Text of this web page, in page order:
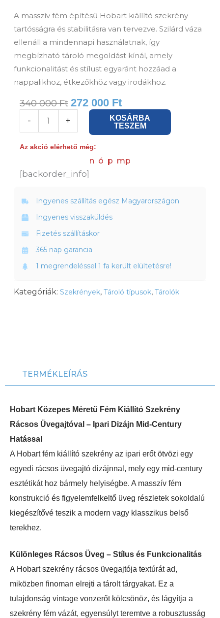
A masszív fém építésű Hobart kiállító szekrény
tartósságra és stabilitásra van tervezve. Szilárd váza
ellenáll a mindennapi használatnak, így
megbízható tároló megoldást kínál, amely
funkcionalitást és stílust egyaránt hozzáad a
nappalikhoz, étkezőkhöz vagy irodákhoz.
340 000Ft 272 000 Ft
-
Hobart
Display
Fekete
+
KOSÁRBA
TESZEM
Az akció elérhető még:
n ó p mp
[backorder_info]
Ingyenes szállítás egész Magyarországon
Ingyenes visszaküldés
Fizetés szállításkor
365 nap garancia
1 megrendeléssel 1 fa került elültetésre!
Kategóriák: Szekrények, Tároló típusok, Tárolók
TERMÉKLEÍRÁS
Hobart Közepes Méretű Fém Kiállító Szekrény
Rácsos Üvegajtóval – Ipari Dizájn Mid-Century
Hatással
A Hobart fém kiállító szekrény az ipari erőt ötvözi egy
egyedi rácsos üvegajtó dizájnnal, mely egy mid-century
esztétikát hoz bármely helyiségbe. A masszív fém
konstrukció és figyelemfelkeltő üveg részletek sokoldalú
kiegészítővé teszik a modern vagy klasszikus belső
terekhez.
Különleges Rácsos Üveg – Stílus és Funkcionalitás
A Hobart szekrény rácsos üvegajtója textúrát ad,
miközben finoman elrejti a tárolt tárgyakat. Ez a
tulajdonság vintage vonzerőt kölcsönöz, és lágyítja a
szekrény fém vázát, egyensúlyt teremtve a robusztusság